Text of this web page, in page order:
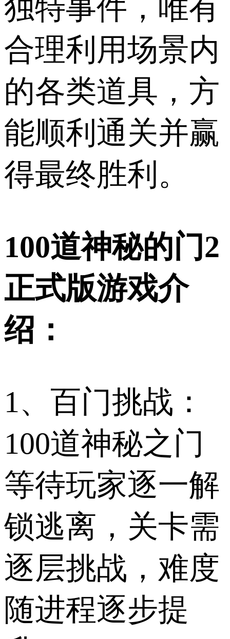
独特事件，唯有
合理利用场景内
的各类道具，方
能顺利通关并赢
得最终胜利。
100道神秘的门2
正式版游戏介
绍：
1、百门挑战：
100道神秘之门
等待玩家逐一解
锁逃离，关卡需
逐层挑战，难度
随进程逐步提